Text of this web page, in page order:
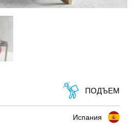
ПОДЪЕМ
Испания